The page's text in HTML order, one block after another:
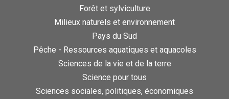
Forêt et sylviculture
Milieux naturels et environnement
Pays du Sud
Pêche - Ressources aquatiques et aquacoles
Sciences de la vie et de la terre
Science pour tous
Sciences sociales, politiques, économiques